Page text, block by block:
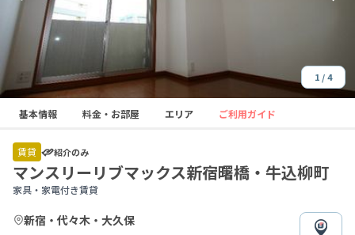
Item
1 / 4
基本情報 料金・お部屋 エリア ご利用ガイド
賃貸 紹介のみ
マンスリーリブマックス新宿曙橋・牛込柳町
家具・家電付き賃貸
新宿・代々木・大久保